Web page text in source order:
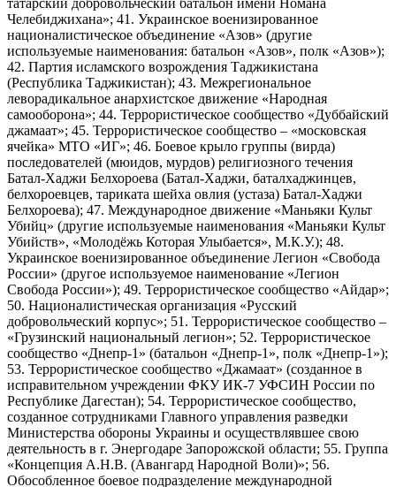
татарский добровольческий батальон имени Номана
Челебиджихана»; 41. Украинское военизированное
националистическое объединение «Азов» (другие
используемые наименования: батальон «Азов», полк «Азов»);
42. Партия исламского возрождения Таджикистана
(Республика Таджикистан); 43. Межрегиональное
леворадикальное анархистское движение «Народная
самооборона»; 44. Террористическое сообщество «Дуббайский
джамаат»; 45. Террористическое сообщество – «московская
ячейка» МТО «ИГ»; 46. Боевое крыло группы (вирда)
последователей (мюидов, мурдов) религиозного течения
Батал-Хаджи Белхороева (Батал-Хаджи, баталхаджинцев,
белхороевцев, тариката шейха овлия (устаза) Батал-Хаджи
Белхороева); 47. Международное движение «Маньяки Культ
Убийц» (другие используемые наименования «Маньяки Культ
Убийств», «Молодёжь Которая Улыбается», М.К.У.); 48.
Украинское военизированное объединение Легион «Свобода
России» (другое используемое наименование «Легион
Свобода России»); 49. Террористическое сообщество «Айдар»;
50. Националистическая организация «Русский
добровольческий корпус»; 51. Террористическое сообщество –
«Грузинский национальный легион»; 52. Террористическое
сообщество «Днепр-1» (батальон «Днепр-1», полк «Днепр-1»);
53. Террористическое сообщество «Джамаат» (созданное в
исправительном учреждении ФКУ ИК-7 УФСИН России по
Республике Дагестан); 54. Террористическое сообщество,
созданное сотрудниками Главного управления разведки
Министерства обороны Украины и осуществлявшее свою
деятельность в г. Энергодаре Запорожской области; 55. Группа
«Концепция А.Н.В. (Авангард Народной Воли)»; 56.
Обособленное боевое подразделение международной